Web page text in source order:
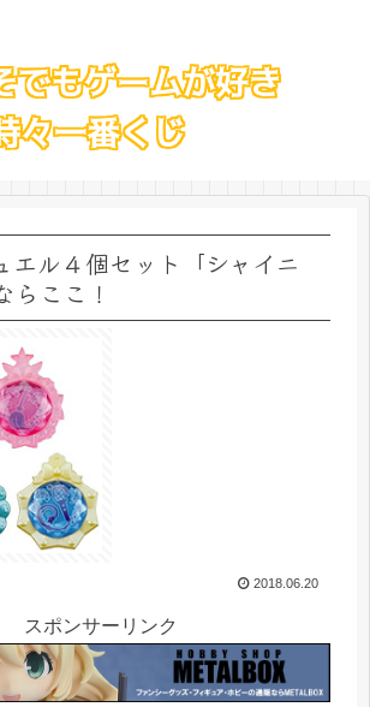
エル４個セット「シャイニ
らここ！
2018.06.20
スポンサーリンク